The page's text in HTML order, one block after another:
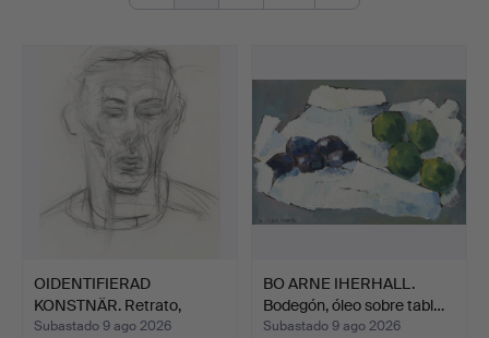
OIDENTIFIERAD
KONSTNÄR. Retrato,
dibujo, f…
Subastado 9 ago 2026
BO ARNE IHERHALL.
Bodegón, óleo sobre tabl…
Subastado 9 ago 2026